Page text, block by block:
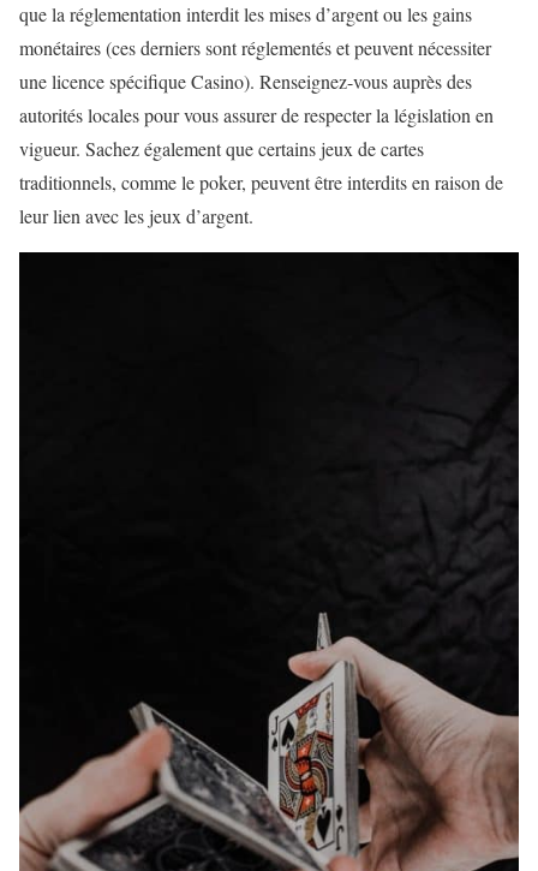
que la réglementation interdit les mises d’argent ou les gains
monétaires (ces derniers sont réglementés et peuvent nécessiter
une licence spécifique Casino). Renseignez-vous auprès des
autorités locales pour vous assurer de respecter la législation en
vigueur. Sachez également que certains jeux de cartes
traditionnels, comme le poker, peuvent être interdits en raison de
leur lien avec les jeux d’argent.